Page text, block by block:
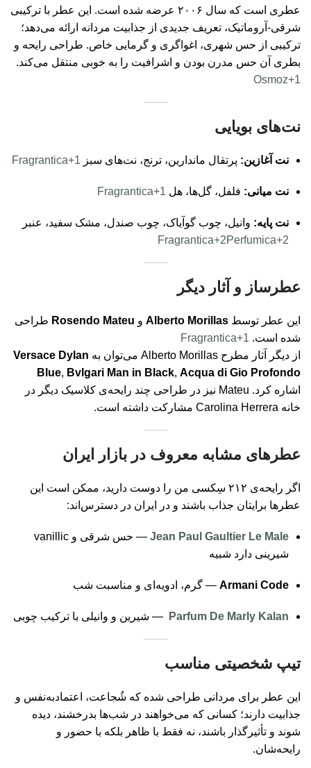
عطری است که سال ۲۰۰۶ عرضه شده است. این عطر با ترکیبی
شرقی-آروماتیک، تعریف جدیدی از جذابیت مردانه ارائه می‌دهد؛
ترکیبی از حس شهری، اغواگری و گرمایی خاص. طراحی رایحه و
بطری آن حس مدرن بودن و اشرافیت را به خوبی منتقل می‌کند.
Osmoz+1
نت‌های بویایی
نت آغازین: پرتقال ماندارین، ترنج، نت‌های سبز Fragrantica+1
نت میانی: فلفل، گل‌ها، هل Fragrantica+1
نت پایه: وانیل، چوب گوآیاک، چوب صندل، مشک سفید، عنبر
Fragrantica+2Perfumica+2
عطرساز و آثار دیگر
این عطر توسط Alberto Morillas و Rosendo Mateu طراحی
شده است.
Fragrantica+1
از دیگر آثار مطرح Alberto Morillas می‌توان به
Versace Dylan
Blue, Bvlgari Man in Black, Acqua di Gio Profondo
اشاره کرد. Mateu نیز در طراحی چند رایحه‌ی کلاسیک دیگر در
خانه Carolina Herrera مشارکت داشته است.
عطرهای مشابه معروف در بازار ایران
اگر رایحه‌ی ۲۱۲ سِکسی من را دوست دارید، ممکن است این
عطرها برایتان جذاب باشند و در ایران در دسترس‌اند:
Jean Paul Gaultier Le Male
— حس شرقی و vanillic
شیرینی دارد شبیه
Armani Code — گرم، ادویه‌ای و مناسبت شب
Parfum De Marly Kalan — شیرین و وانیلی با ترکیب چوبی
تیپ شخصیتی مناسب
این عطر برای مردانی طراحی شده که شُجاعت، اعتمادبه‌نفس و
جذابیت دارند؛ کسانی که می‌خواهند در شب‌ها بدرخشند، دیده
شوند و تأثیرگذار باشند، نه فقط با ظاهر بلکه با حضور و
رایحه‌شان.